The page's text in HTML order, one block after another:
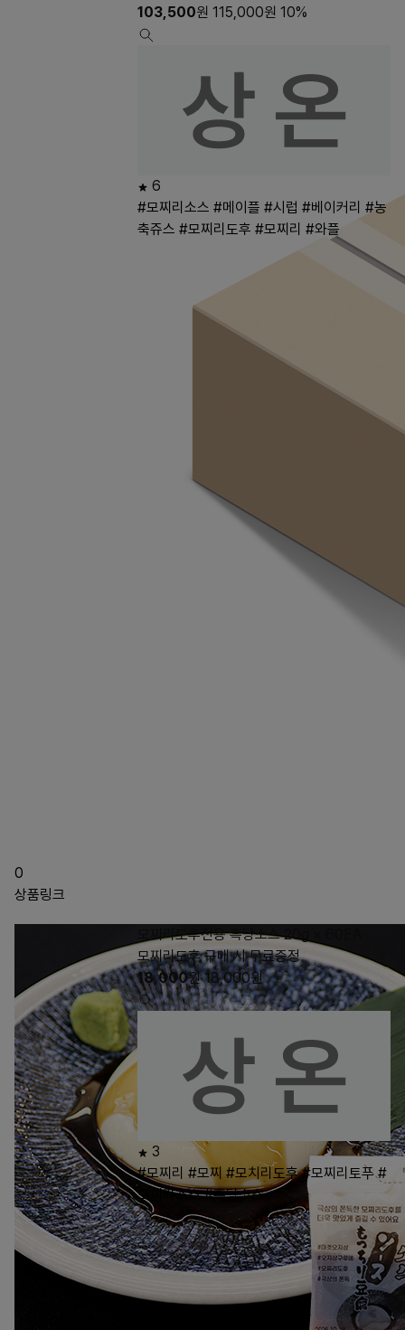
0
103,500원 115,000원 10%
6
#모찌리소스 #메이플 #시럽 #베이커리 #농
축쥬스 #모찌리도후 #모찌리 #와플
상품링크
모찌리도후전용 흑당소스 20g × 60EA
모찌리도후 구매 시 무료증정
18,000원 18,000원
3
#모찌리 #모찌 #모치리도후 #모찌리토푸 #
모찌리소스 #흑당소스